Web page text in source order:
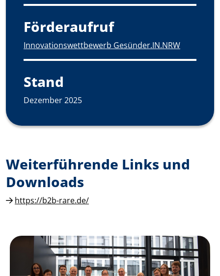
Förderaufruf
Innovationswettbewerb Gesünder.IN.NRW
Stand
Dezember 2025
Weiterführende Links und
Downloads
https://b2b-rare.de/